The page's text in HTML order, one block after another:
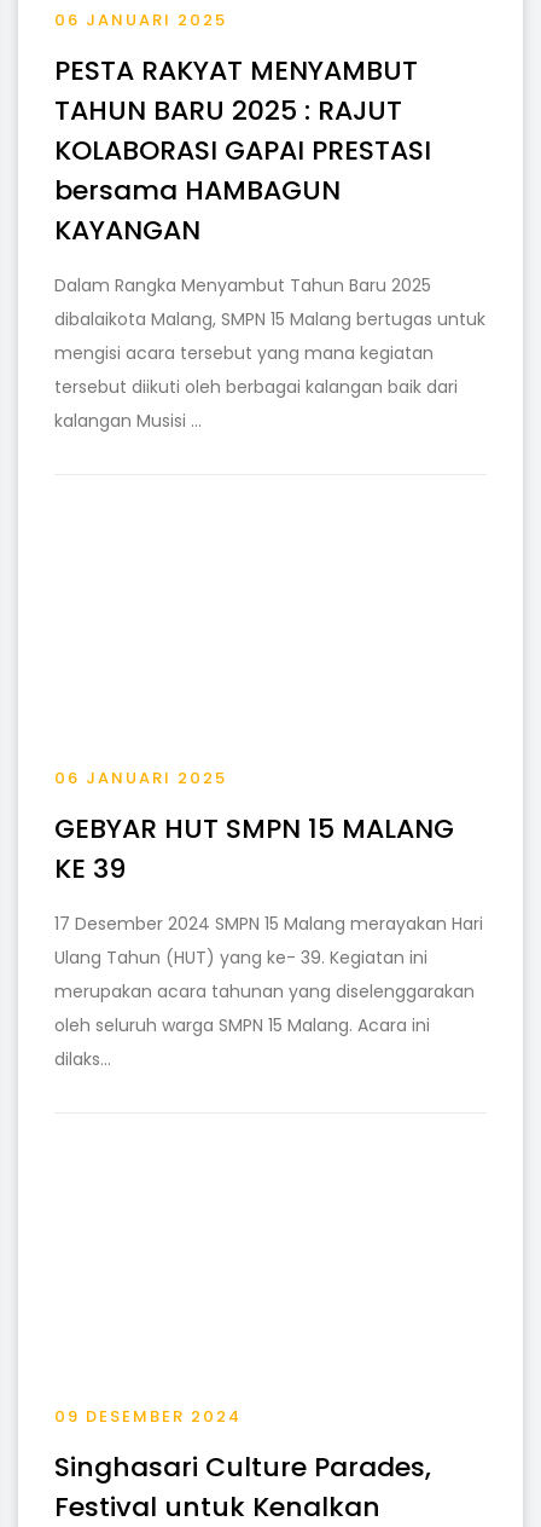
06 JANUARI 2025
PESTA RAKYAT MENYAMBUT
TAHUN BARU 2025 : RAJUT
KOLABORASI GAPAI PRESTASI
bersama HAMBAGUN
KAYANGAN
Dalam Rangka Menyambut Tahun Baru 2025
dibalaikota Malang, SMPN 15 Malang bertugas untuk
mengisi acara tersebut yang mana kegiatan
tersebut diikuti oleh berbagai kalangan baik dari
kalangan Musisi ...
06 JANUARI 2025
GEBYAR HUT SMPN 15 MALANG
KE 39
17 Desember 2024 SMPN 15 Malang merayakan Hari
Ulang Tahun (HUT) yang ke- 39. Kegiatan ini
merupakan acara tahunan yang diselenggarakan
oleh seluruh warga SMPN 15 Malang. Acara ini
dilaks...
09 DESEMBER 2024
Singhasari Culture Parades,
Festival untuk Kenalkan